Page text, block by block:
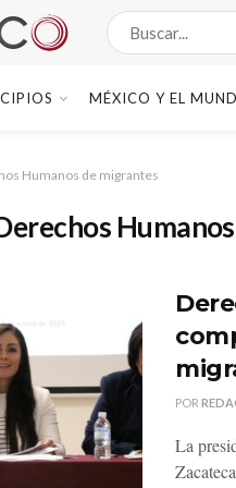
MÉXICO Y EL
Humanos de migrantes
POR
La